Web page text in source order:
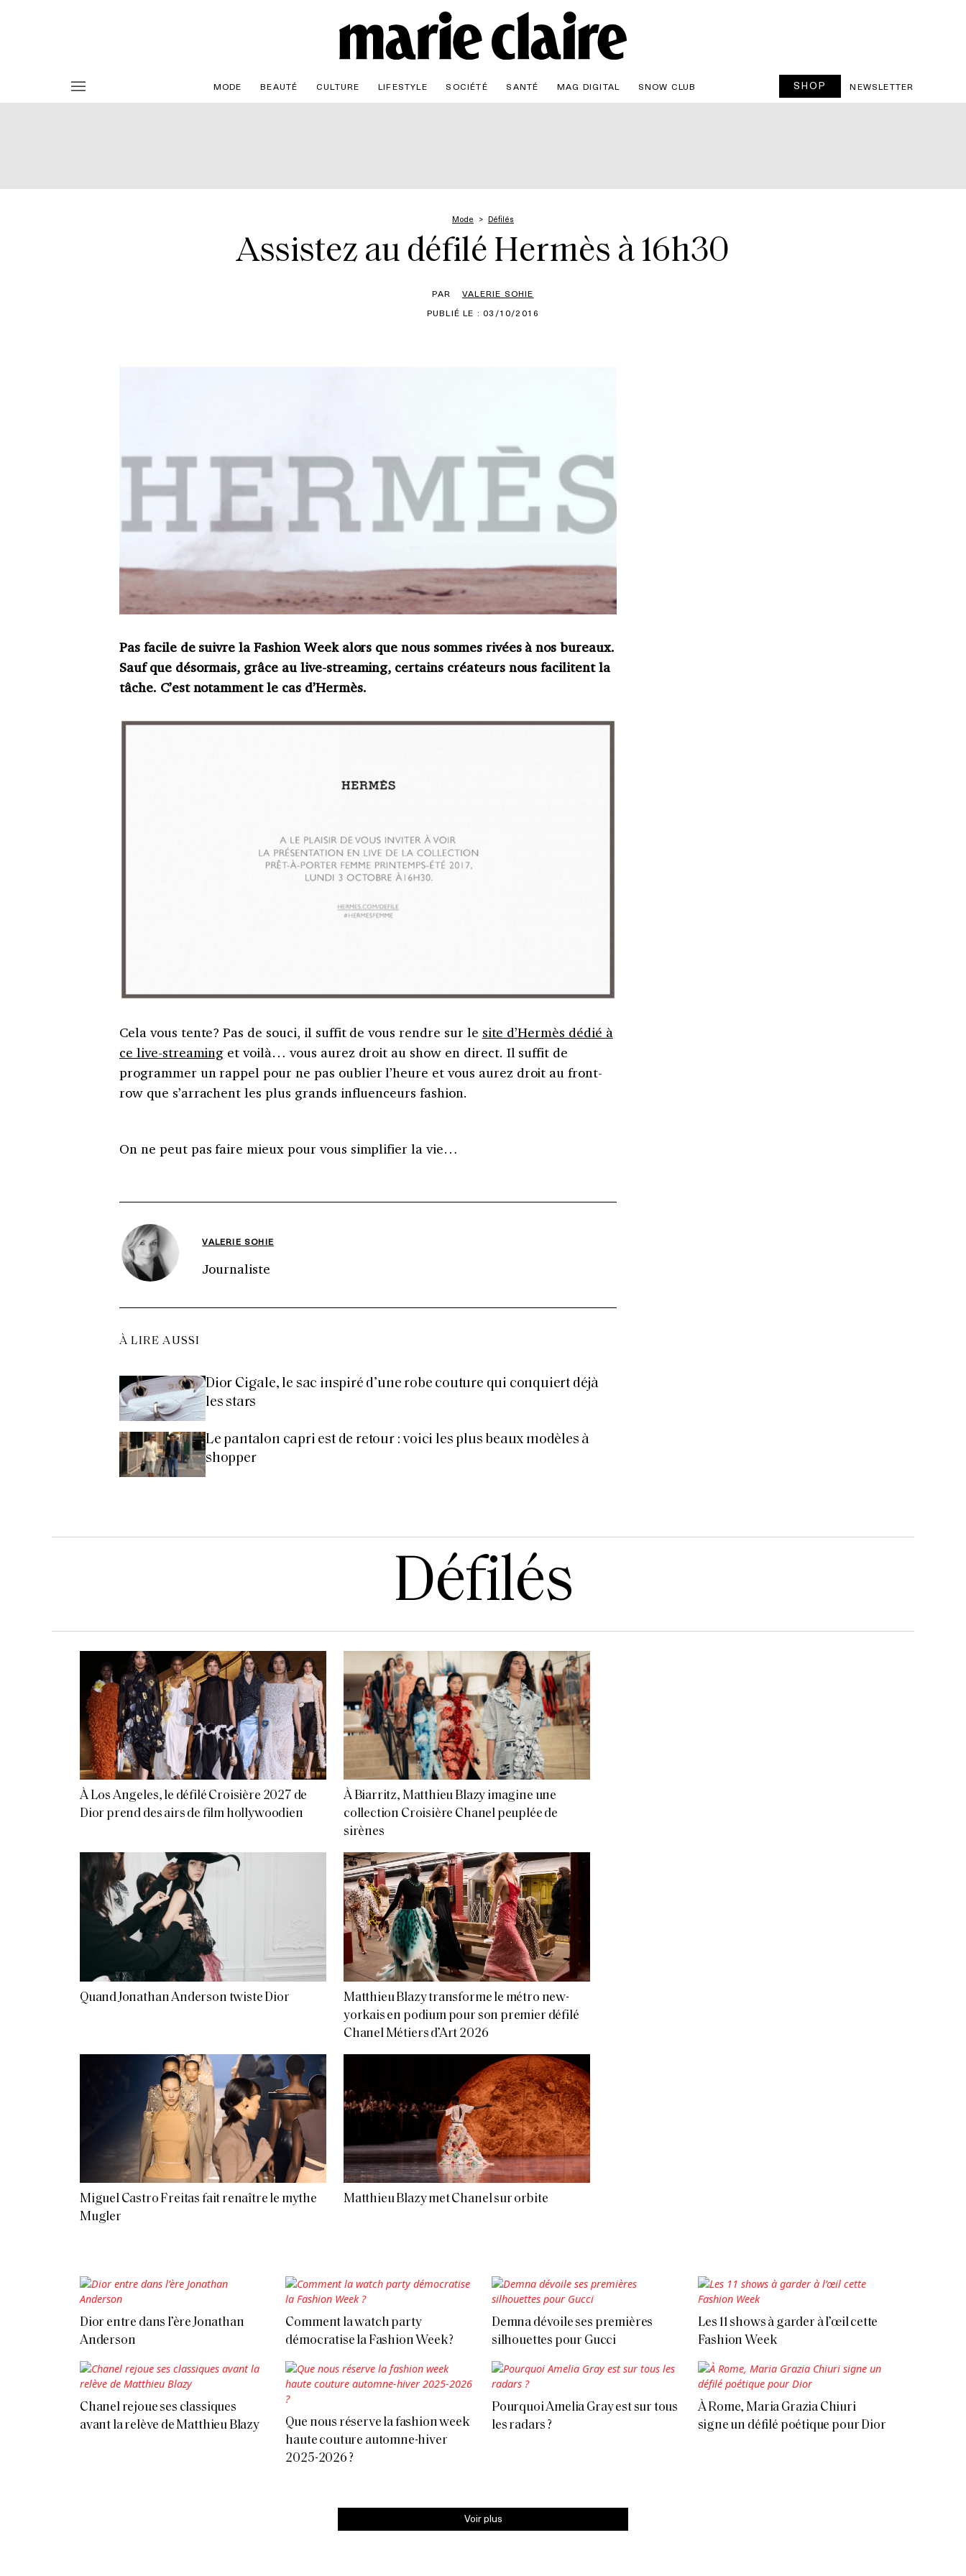
MODE BEAUTÉ CULTURE LIFESTYLE SOCIÉTÉ SANTÉ MAG DIGITAL SNOW CLUB SHOP NEWSLETTER
Mode Défilés
Assistez au défilé Hermès à 16h30
PAR
VALERIE SOHIE
PUBLIÉ LE : 03/10/2016
Pas facile de suivre la Fashion Week alors que nous sommes rivées à nos bureaux.
Sauf que désormais, grâce au live-streaming, certains créateurs nous facilitent la
tâche. C’est notamment le cas d’Hermès.
Cela vous tente? Pas de souci, il suffit de vous rendre sur le site d’Hermès dédié à
ce live-streaming et voilà… vous aurez droit au show en direct. Il suffit de
programmer un rappel pour ne pas oublier l’heure et vous aurez droit au front-
row que s’arrachent les plus grands influenceurs fashion.
On ne peut pas faire mieux pour vous simplifier la vie…
VALERIE SOHIE
Journaliste
À LIRE AUSSI
Dior Cigale, le sac inspiré d’une robe couture qui conquiert déjà
les stars
Le pantalon capri est de retour : voici les plus beaux modèles à
shopper
Défilés
À Los Angeles, le défilé Croisière 2027 de
Dior prend des airs de film hollywoodien
À Biarritz, Matthieu Blazy imagine une
collection Croisière Chanel peuplée de
sirènes
Quand Jonathan Anderson twiste Dior
Matthieu Blazy transforme le métro new-
yorkais en podium pour son premier défilé
Chanel Métiers d’Art 2026
Miguel Castro Freitas fait renaître le mythe
Mugler
Matthieu Blazy met Chanel sur orbite
Dior entre dans l’ère Jonathan
Anderson
Comment la watch party
démocratise la Fashion Week ?
Demna dévoile ses premières
silhouettes pour Gucci
Les 11 shows à garder à l’œil cette
Fashion Week
Chanel rejoue ses classiques
avant la relève de Matthieu Blazy
Que nous réserve la fashion week
haute couture automne-hiver
2025-2026 ?
Pourquoi Amelia Gray est sur tous
les radars ?
À Rome, Maria Grazia Chiuri
signe un défilé poétique pour Dior
Voir plus